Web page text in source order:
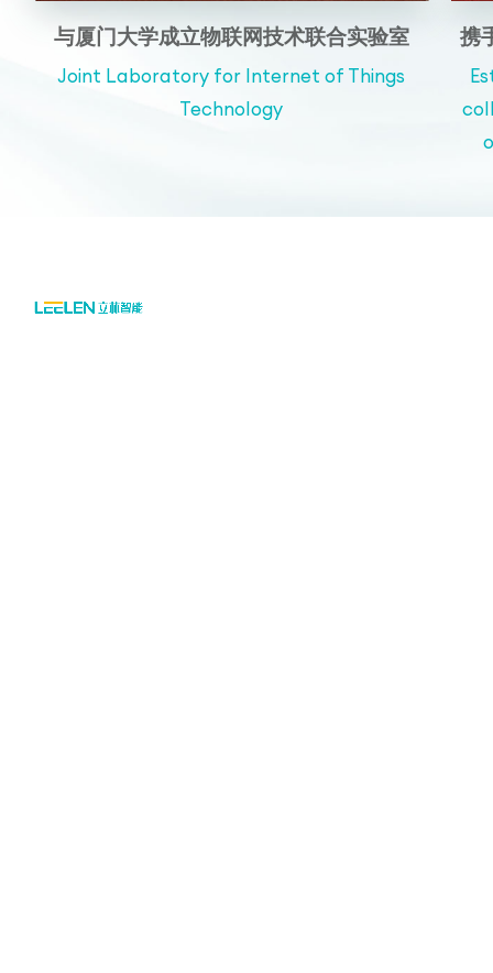
与厦门大学成立物联网技术联合实验室
Joint Laboratory for Internet of Things
Technology
携